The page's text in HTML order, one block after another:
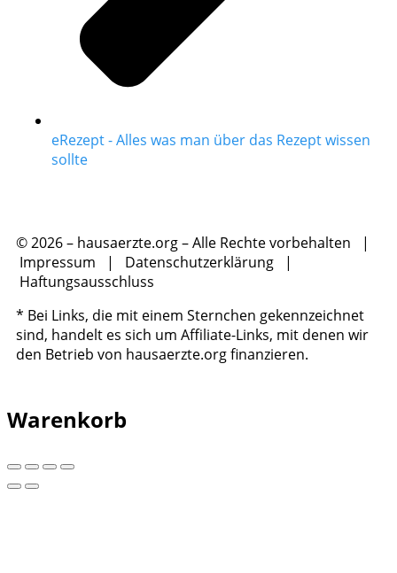
eRezept - Alles was man über das Rezept wissen
sollte
© 2026 – hausaerzte.org – Alle Rechte vorbehalten |
Impressum | Datenschutzerklärung |
Haftungsausschluss
* Bei Links, die mit einem Sternchen gekennzeichnet
sind, handelt es sich um Affiliate-Links, mit denen wir
den Betrieb von hausaerzte.org finanzieren.
Warenkorb